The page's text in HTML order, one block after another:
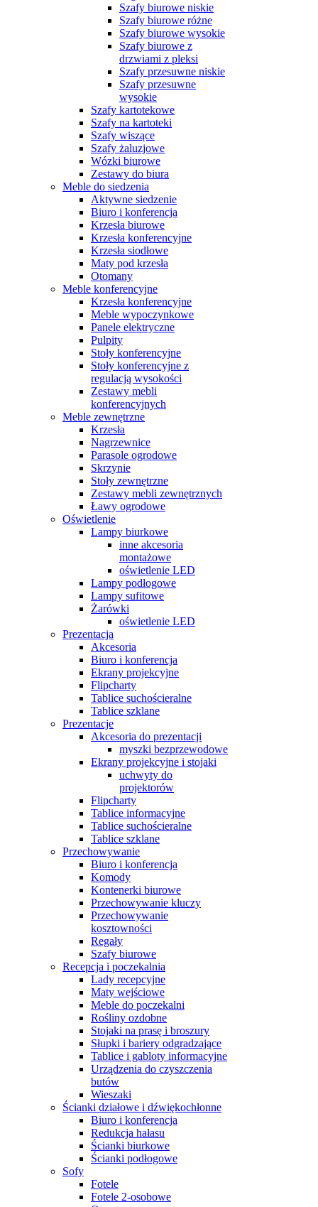
Szafy biurowe niskie
Szafy biurowe różne
Szafy biurowe wysokie
Szafy biurowe z
drzwiami z pleksi
Szafy przesuwne niskie
Szafy przesuwne
wysokie
Szafy kartotekowe
Szafy na kartoteki
Szafy wiszące
Szafy żaluzjowe
Wózki biurowe
Zestawy do biura
Meble do siedzenia
Aktywne siedzenie
Biuro i konferencja
Krzesła biurowe
Krzesła konferencyjne
Krzesła siodłowe
Maty pod krzesła
Otomany
Meble konferencyjne
Krzesła konferencyjne
Meble wypoczynkowe
Panele elektryczne
Pulpity
Stoły konferencyjne
Stoły konferencyjne z
regulacją wysokości
Zestawy mebli
konferencyjnych
Meble zewnętrzne
Krzesła
Nagrzewnice
Parasole ogrodowe
Skrzynie
Stoły zewnętrzne
Zestawy mebli zewnętrznych
Ławy ogrodowe
Oświetlenie
Lampy biurkowe
inne akcesoria
montażowe
oświetlenie LED
Lampy podłogowe
Lampy sufitowe
Żarówki
oświetlenie LED
Prezentacja
Akcesoria
Biuro i konferencja
Ekrany projekcyjne
Flipcharty
Tablice suchościeralne
Tablice szklane
Prezentacje
Akcesoria do prezentacji
myszki bezprzewodowe
Ekrany projekcyjne i stojaki
uchwyty do
projektorów
Flipcharty
Tablice informacyjne
Tablice suchościeralne
Tablice szklane
Przechowywanie
Biuro i konferencja
Komody
Kontenerki biurowe
Przechowywanie kluczy
Przechowywanie
kosztowności
Regały
Szafy biurowe
Recepcja i poczekalnia
Lady recepcyjne
Maty wejściowe
Meble do poczekalni
Rośliny ozdobne
Stojaki na prasę i broszury
Słupki i bariery odgradzające
Tablice i gabloty informacyjne
Urządzenia do czyszczenia
butów
Wieszaki
Ścianki działowe i dźwiękochłonne
Biuro i konferencja
Redukcja hałasu
Ścianki biurkowe
Ścianki podłogowe
Sofy
Fotele
Fotele 2-osobowe